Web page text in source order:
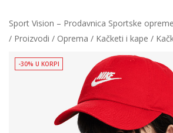
Sport Vision – Prodavnica Sportske
Proizvodi
Oprema Kačketi i kape
-30% U KORPI